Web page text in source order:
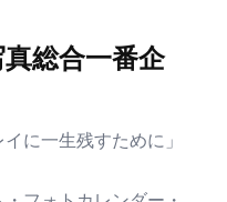
総合一番企
に一生残すために」